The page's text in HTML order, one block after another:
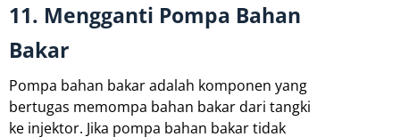
11. Mengganti Pompa Bahan
Bakar
Pompa bahan bakar adalah komponen yang
bertugas memompa bahan bakar dari tangki
ke injektor. Jika pompa bahan bakar tidak